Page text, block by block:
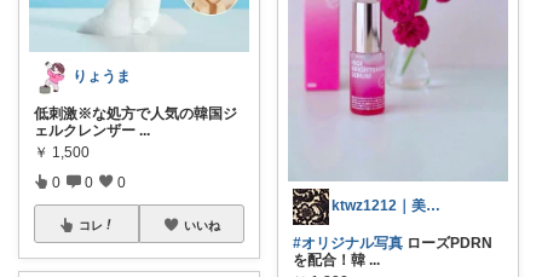
りょうま
低刺激※な処方で人気の韓国ジ
ェルクレンザー ...
￥ 1,500
0 0 0
コレ いいね
ktwz1212｜美容好きROOM🫧
#オリジナル写真 ローズPDRN
を配合！韓 ...